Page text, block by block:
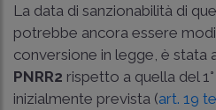
La data di sanzionabilità di
potrebbe ancora essere
conversione in legge, è stata
PNRR2 rispetto a quella del
inizialmente prevista (art. 19